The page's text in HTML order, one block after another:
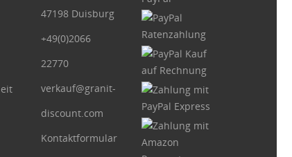
47198 Duisburg
+49(0)2066
22770
verkauf@granit-
discount.com
Kontaktformular